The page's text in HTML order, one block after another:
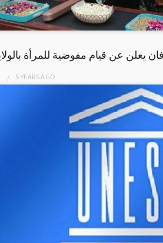
يعلن عن قيام مفوضية للمرأة
5 YEARSAGO